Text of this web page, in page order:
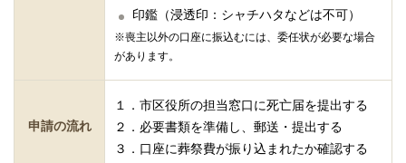
印鑑（浸透印：シャチハタなどは不可）
※喪主以外の口座に振込むには、委任状が必要な場合
があります。
申請の流れ
１．市区役所の担当窓口に死亡届を提出する
２．必要書類を準備し、郵送・提出する
３．口座に葬祭費が振り込まれたか確認する